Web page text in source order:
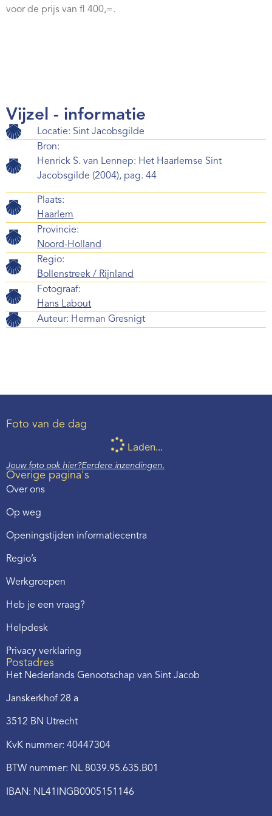
Webshop
voor de prijs van fl 400,=.
Vijzel - informatie
Locatie: Sint Jacobsgilde
Bron:
Henrick S. van Lennep: Het Haarlemse Sint
Jacobsgilde (2004), pag. 44
Plaats:
Haarlem
Provincie:
Noord-Holland
Regio:
Bollenstreek / Rijnland
Fotograaf:
Hans Labout
Auteur: Herman Gresnigt
Foto van de dag
Laden...
Jouw foto ook hier?Eerdere inzendingen.
Overige pagina's
Over ons
Op weg
Openingstijden informatiecentra
Regio’s
Werkgroepen
Heb je een vraag?
Helpdesk
Privacy verklaring
Postadres
Het Nederlands Genootschap van Sint Jacob
Janskerkhof 28 a
3512 BN Utrecht
KvK nummer: 40447304
BTW nummer: NL 8039.95.635.B01
IBAN: NL41INGB0005151146